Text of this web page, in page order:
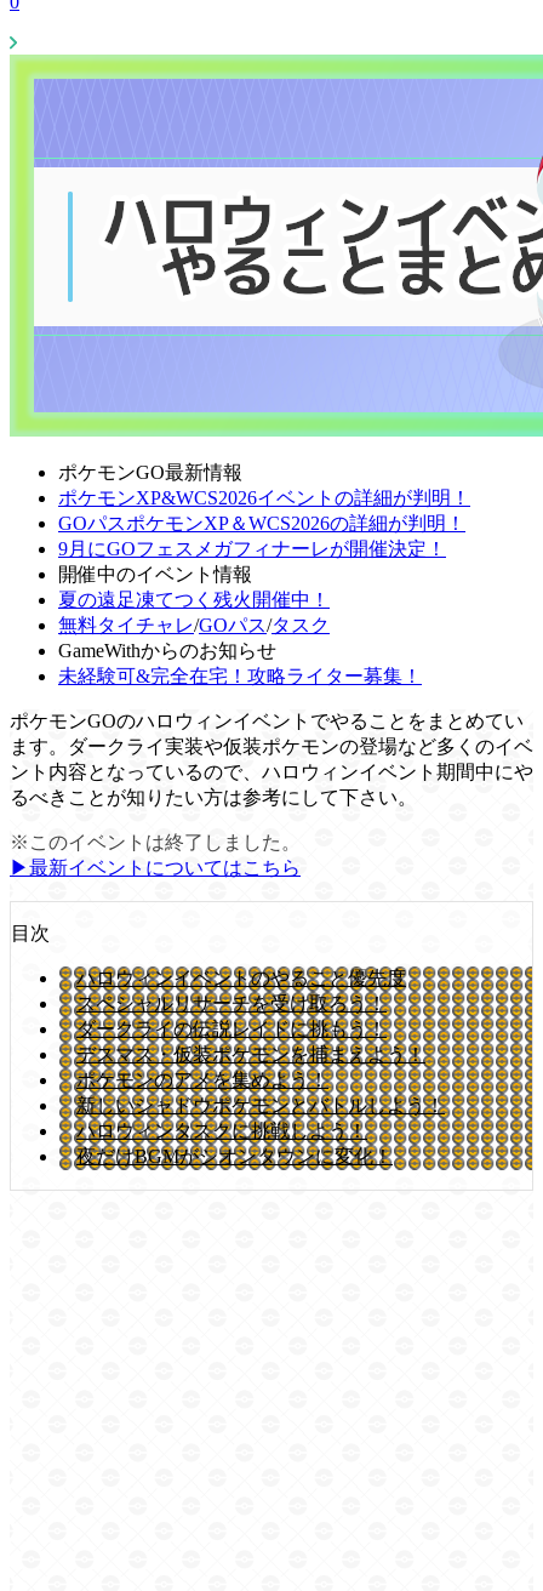
ポケモンGO最新情報
ポケモンXP&WCS2026イベントの詳細が判明！
GOパスポケモンXP＆WCS2026の詳細が判明！
9月にGOフェスメガフィナーレが開催決定！
開催中のイベント情報
夏の遠足凍てつく残火開催中！
無料タイチャレ/GOパス/タスク
GameWithからのお知らせ
未経験可&完全在宅！攻略ライター募集！
ポケモンGOのハロウィンイベントでやることをまとめてい
ます。ダークライ実装や仮装ポケモンの登場など多くのイベ
ント内容となっているので、ハロウィンイベント期間中にや
るべきことが知りたい方は参考にして下さい。
※このイベントは終了しました。
▶︎最新イベントについてはこちら
目次
ハロウィンイベントのやること優先度
スペシャルリサーチを受け取ろう！
ダークライの伝説レイドに挑もう！
デスマス・仮装ポケモンを捕まえよう！
ポケモンのアメを集めよう！
新しいシャドウポケモンとバトルしよう！
ハロウィンタスクに挑戦しよう！
夜だけBGMがシオンタウンに変化！